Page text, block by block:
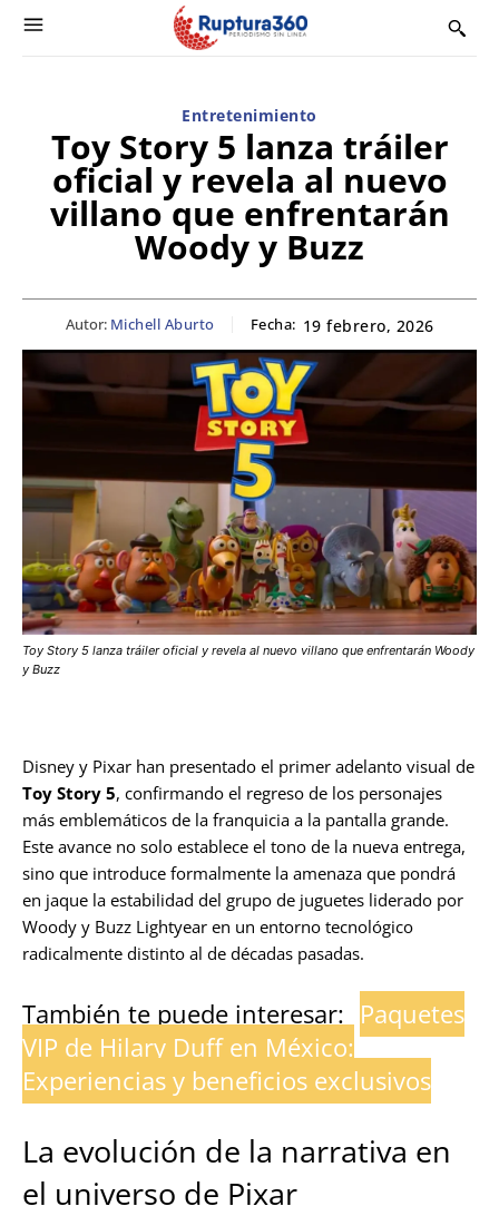
Entretenimiento
Toy Story 5 lanza tráiler
oficial y revela al nuevo
villano que enfrentarán
Woody y Buzz
Autor: Michell Aburto Fecha: 19 febrero, 2026
Toy Story 5 lanza tráiler oficial y revela al nuevo villano que enfrentarán Woody
y Buzz
Disney y Pixar han presentado el primer adelanto visual de
Toy Story 5, confirmando el regreso de los personajes
más emblemáticos de la franquicia a la pantalla grande.
Este avance no solo establece el tono de la nueva entrega,
sino que introduce formalmente la amenaza que pondrá
en jaque la estabilidad del grupo de juguetes liderado por
Woody y Buzz Lightyear en un entorno tecnológico
radicalmente distinto al de décadas pasadas.
También te puede interesar: Paquetes
VIP de Hilary Duff en México:
Experiencias y beneficios exclusivos
La evolución de la narrativa en
el universo de Pixar